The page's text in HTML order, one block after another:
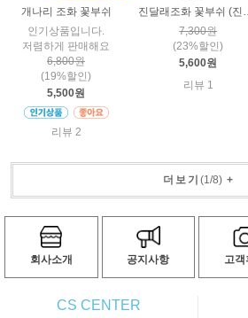
개나리 조화 꽃부쉬
인기상품입니다.
저렴하게 판매해요
6,800원
(19%할인)
5,500원
리뷰 2
7,300원
(23%할인)
5,600원
리뷰 1
더보기 (1/8)+
회사소개 공지사항 고객
CS CENTER